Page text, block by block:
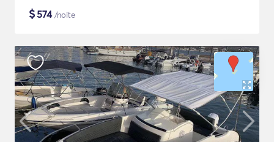
$574/noite